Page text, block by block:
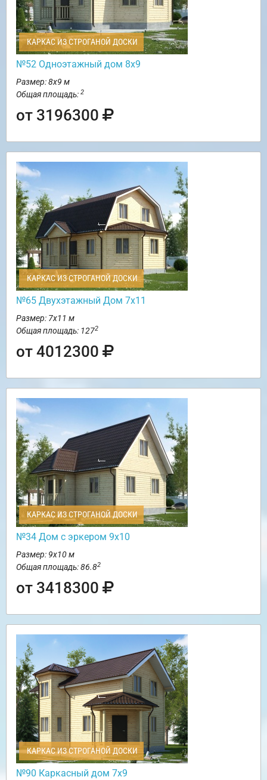
КАРКАС ИЗ СТРОГАНОЙ ДОСКИ
№52 Одноэтажный дом 8х9
Размер: 8х9 м
Общая площадь: 2
от 3196300
КАРКАС ИЗ СТРОГАНОЙ ДОСКИ
№65 Двухэтажный Дом 7х11
Размер: 7х11 м
Общая площадь: 1272
от 4012300
КАРКАС ИЗ СТРОГАНОЙ ДОСКИ
№34 Дом с эркером 9х10
Размер: 9х10 м
Общая площадь: 86.82
от 3418300
КАРКАС ИЗ СТРОГАНОЙ ДОСКИ
№90 Каркасный дом 7х9